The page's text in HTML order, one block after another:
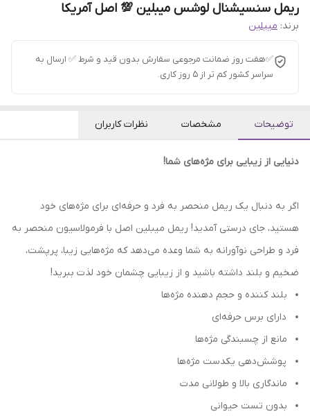
ریمل سنسیشنال لوشس میبلین 💯 اصل آمریکا
برند: میبلین
✅هفت روز ضمانت مرجوعی سفارش بدون قید و شرط ✅ ارسال به
سراسر کشور کم تر از 5 روز کاری.
توضیحات مشخصات نظرات کاربران
دنیایی از زیبایی برای مژه‌های شما!
اگر به دنبال یک ریمل منحصر به فرد و حرفه‌ای برای مژه‌های خود
هستید، جای درستی آمدید! ریمل میبلین اصل با فرمولاسیون منحصر به
فرد و طراحی نوآورانه به شما وعده می‌دهد که مژه‌هایی زیبا، پرپشت،
ضخیم و بلند داشته باشید و از زیبایی چشمان خود لذت ببرید!
بلند کننده و حجم دهنده مژه‌ها
دارای برس حرفه‌ای
مانع از چسبندگی مژه‌ها
پوشش‌دهی یکدست مژه‌ها
ماندگاری بالا و طولانی مدت
بدون تست حیوانی